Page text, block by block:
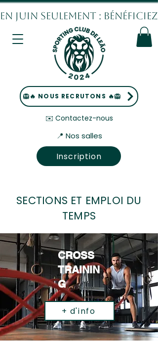
📍 Nos salles
✉️ Contactez-nous
Inscription
EN JUIN SEULEMENT :
🦁🔥 NOUS RECRUTONS 🔥🦁
SECTIONS ET EMPLOI DU
TEMPS
CROSS
TRAININ
G
+ d'info